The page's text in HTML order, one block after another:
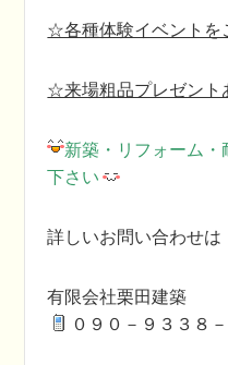
☆各種体験イベントを
☆来場粗品プレゼント
新築・リフォーム
下さい
詳しいお問い合わせは
有限会社栗田建築
０９０－９３３８